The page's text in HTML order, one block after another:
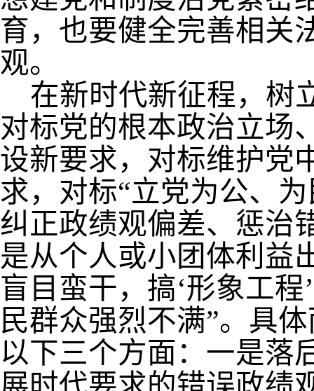
育，也要健全完善相关
观。
在新时代新征程，树
对标党的根本政治立场
设新要求，对标维护党
求，对标“立党为公、
纠正政绩观偏差、惩治
是从个人或小团体利益
盲目蛮干，搞‘形象工程’
民群众强烈不满”。具
以下三个方面：一是落